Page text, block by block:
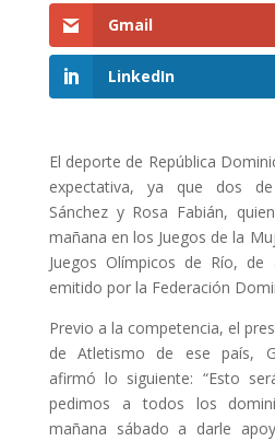
Gmail
LinkedIn
El deporte de República
expectativa, ya que dos
Sánchez y Rosa Fabián,
mañana en los Juegos de la
Juegos Olímpicos de Río,
emitido por la Federación
Previo a la competencia, el
de Atletismo de ese país,
afirmó lo siguiente: “Esto
pedimos a todos los
mañana sábado a darle